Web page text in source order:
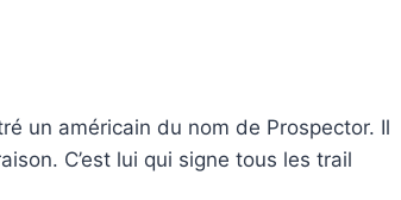
un américain du nom de Prospector. Il
C’est lui qui signe tous les trail